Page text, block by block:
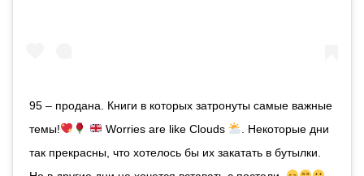
95 – продана. Книги в которых затронуты самые важные
темы!
Worries are like Clouds
. Некоторые дни
так прекрасны, что хотелось бы их закатать в бутылки.